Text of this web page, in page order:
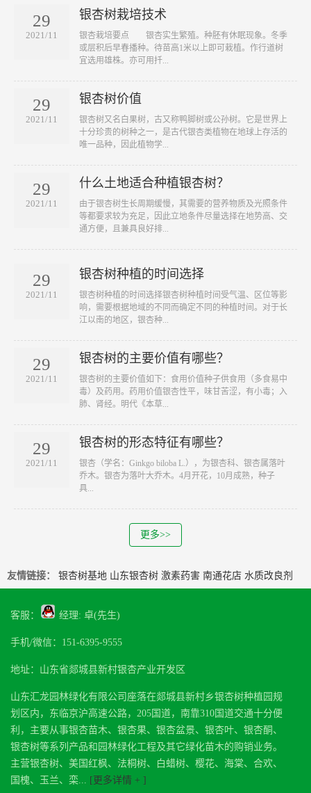
29
2021/11
银杏树栽培技术
​银杏栽培要点 银杏实生繁殖。种胚有休眠现象。冬季
或层积后早春播种。待苗高1米以上即可栽植。作行道树
宜选用雄株。亦可用扦...
29
2021/11
银杏树价值
​银杏树又名白果树，古又称鸭脚树或公孙树。它是世界上
十分珍贵的树种之一，是古代银杏类植物在地球上存活的
唯一品种，因此植物学...
29
2021/11
什么土地适合种植银杏树？
​由于银杏树生长周期缓慢，其需要的营养物质及光照条件
等都要求较为充足，因此立地条件尽量选择在地势高、交
通方便，且兼具良好排...
29
2021/11
银杏树种植的时间选择
银杏树种植的时间选择银杏树种植时间受气温、区位等影
响，需要根据地域的不同而确定不同的种植时间。对于长
江以南的地区，银杏种...
29
2021/11
银杏树的主要价值有哪些？
银杏树的主要价值如下：食用价值种子供食用（多食易中
毒）及药用。药用价值银杏性平，味甘苦涩，有小毒；入
肺、肾经。明代《本草...
29
2021/11
银杏树的形态特征有哪些？
银杏（学名：Ginkgo biloba L.），为银杏科、银杏属落叶
乔木。银杏为落叶大乔木。4月开花，10月成熟，种子
具...
更多>>
友情链接： 银杏树基地 山东银杏树 激素药害 南通花店 水质改良剂
客服： 经理: 卓(先生)
手机/微信：151-6395-9555
地址：山东省郯城县新村银杏产业开发区
山东汇龙园林绿化有限公司座落在郯城县新村乡银杏树种植园规
划区内，东临京沪高速公路，205国道，南靠310国道交通十分便
利，主要从事银杏苗木、银杏果、银杏盆景、银杏叶、银杏酮、
银杏树等系列产品和园林绿化工程及其它绿化苗木的购销业务。
主营银杏树、美国红枫、法桐树、白蜡树、樱花、海棠、合欢、
国槐、玉兰、栾... [更多详情 + ]